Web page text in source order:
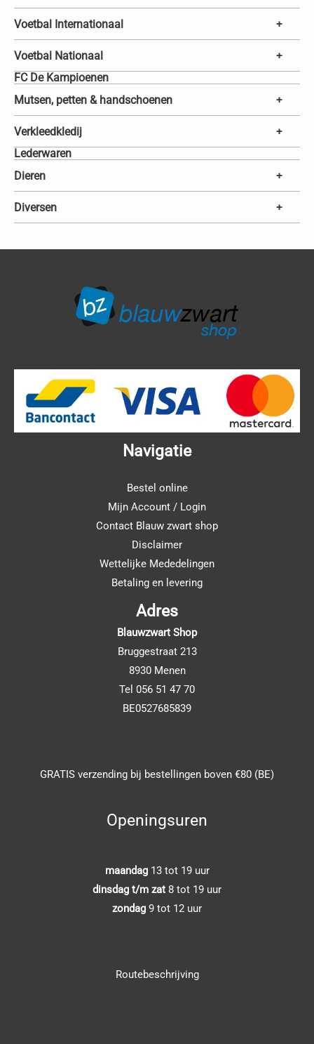
Voetbal Internationaal +
Voetbal Nationaal +
FC De Kampioenen
Mutsen, petten & handschoenen
+
Verkleedkledij +
Lederwaren
Dieren
+
Diversen +
Navigatie
Bestel online
Mijn Account / Login
Contact Blauw zwart shop
Disclaimer
Wettelijke Mededelingen
Betaling en levering
Adres
Blauwzwart Shop
Bruggestraat 213
8930 Menen
Tel 056 51 47 70
BE0527685839
GRATIS verzending bij bestellingen boven €80 (BE)
Openingsuren
maandag 13 tot 19 uur
dinsdag t/m zat 8 tot 19 uur
zondag 9 tot 12 uur
Routebeschrijving